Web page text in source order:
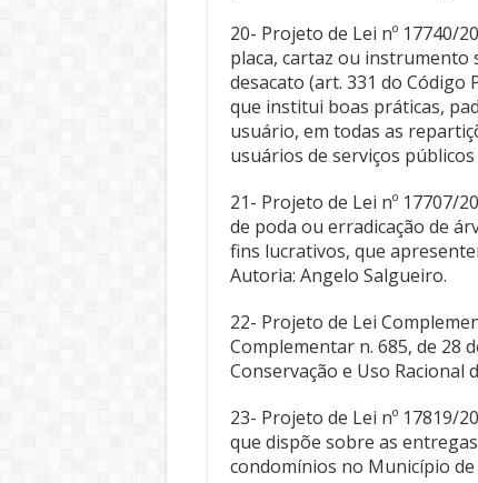
20- Projeto de Lei nº 17740/
placa, cartaz ou instrumento
desacato (art. 331 do Código
que institui boas práticas,
usuário, em todas as
usuários de serviços
21- Projeto de Lei nº 17707/
de poda ou erradicação de
fins lucrativos, que
Autoria: Angelo Salgueiro.
22- Projeto de Lei
Complementar n. 685, de 28
Conservação e Uso Racional
23- Projeto de Lei nº 17819/
que dispõe sobre as
condomínios no Município